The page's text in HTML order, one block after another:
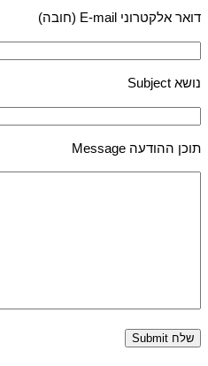
דואר אלקטרוני E-mail (חובה)
נושא Subject
תוכן ההודעה Message